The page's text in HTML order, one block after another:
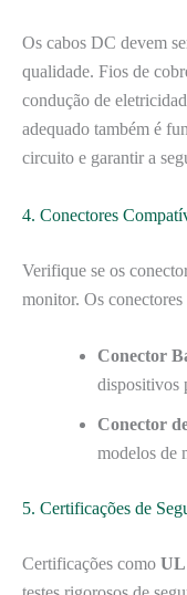
Os cabos DC devem
qualidade. Fios de
condução de
adequado também é
circuito e garantir a
4. Conectores
Verifique se os
monitor. Os
Conector
dispositivos
Conector
modelos de
5. Certificações de
Certificações como UL